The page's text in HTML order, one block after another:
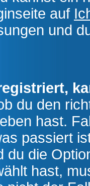
auf
und
du den
hast.
passiert
du die
hast,